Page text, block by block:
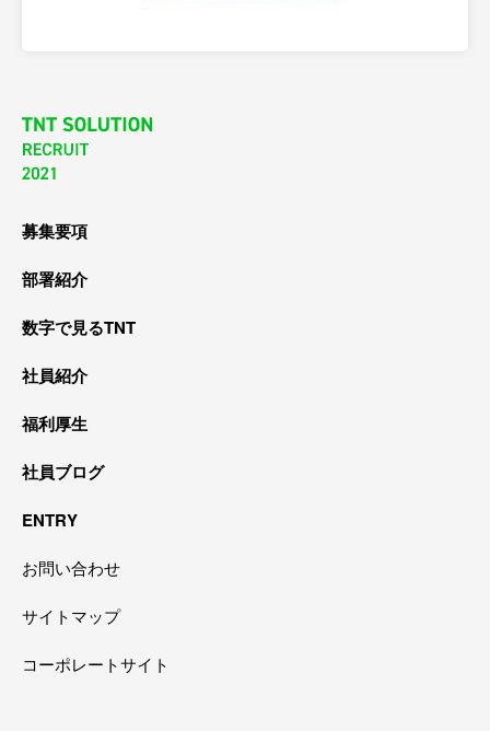
お問い合わせ
サイトマップ
コーポレートサイト
募集要項
部署紹介
数字で見るTNT
社員紹介
福利厚生
社員ブログ
ENTRY